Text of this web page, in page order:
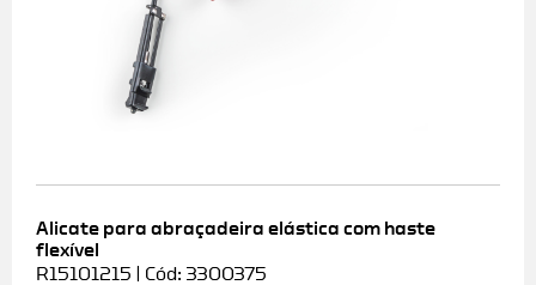
Alicate para abraçadeira elástica com haste
flexível
R15101215 | Cód: 3300375